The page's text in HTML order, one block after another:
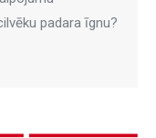
padara īgnu?